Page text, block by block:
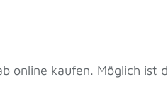
online kaufen. Möglich ist